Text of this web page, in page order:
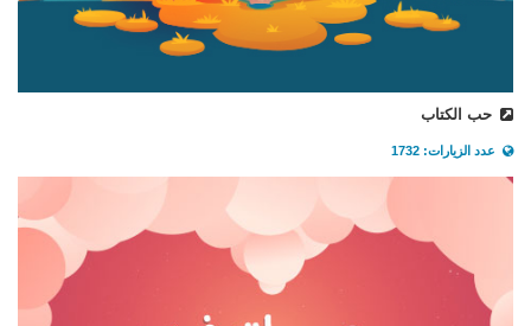
حب الكتاب
عدد الزيارات: 1732